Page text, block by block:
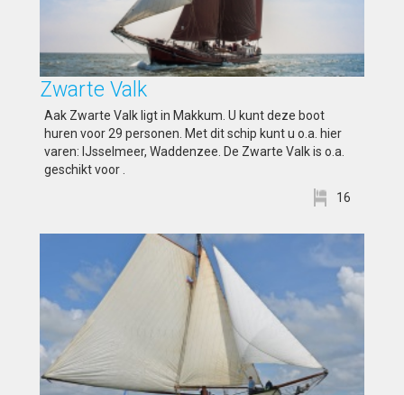
Zwarte Valk
Aak Zwarte Valk ligt in Makkum. U kunt deze boot
huren voor 29 personen. Met dit schip kunt u o.a. hier
varen: IJsselmeer, Waddenzee. De Zwarte Valk is o.a.
geschikt voor .
16